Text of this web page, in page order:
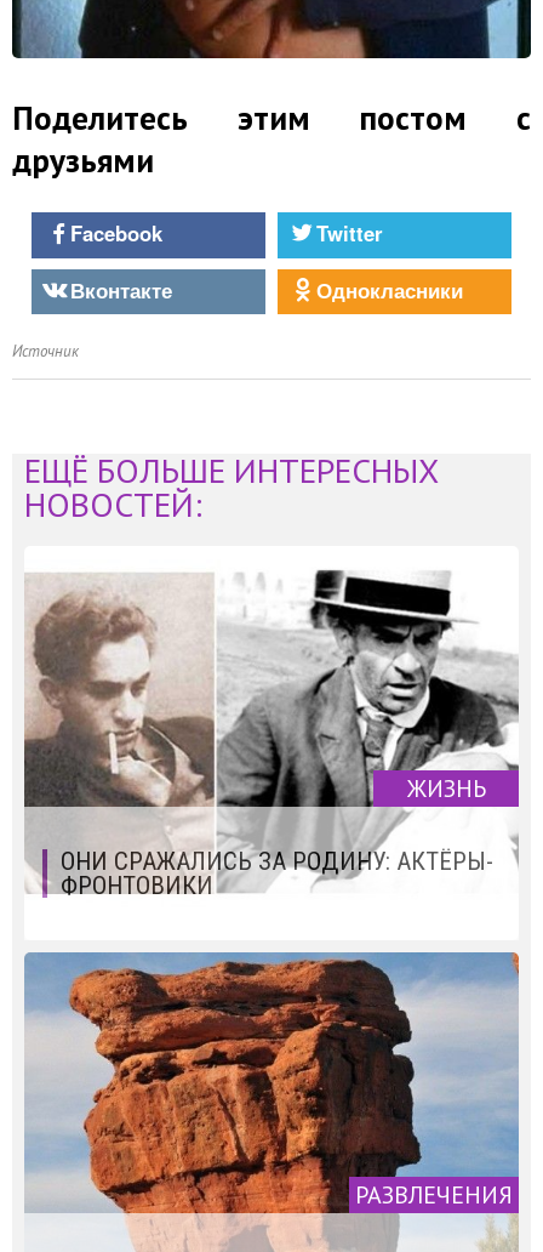
Поделитесь этим постом с
друзьями
Facebook
Twitter
Вконтакте
Однокласники
Источник
ЕЩЁ БОЛЬШЕ ИНТЕРЕСНЫХ
НОВОСТЕЙ:
ЖИЗНЬ
ОНИ СРАЖАЛИСЬ ЗА РОДИНУ: АКТЁРЫ-
ФРОНТОВИКИ
РАЗВЛЕЧЕНИЯ